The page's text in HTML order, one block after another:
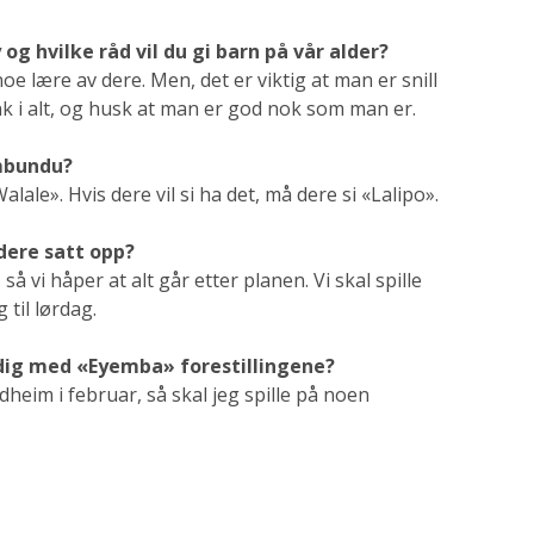
hvilke råd vil du gi barn på vår alder?
lære av dere. Men, det er viktig at man er snill
i alt, og husk at man er god nok som man er.
Hvis dere vil si ha det, må dere si «Lalipo».
satt opp?
vi håper at alt går etter planen. Vi skal spille
til lørdag.
med «Eyemba» forestillingene?
i februar, så skal jeg spille på noen